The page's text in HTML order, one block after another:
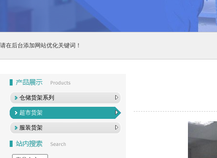
请在后台添加网站优化关键词！
仓储货架系列
超市货架
服装货架